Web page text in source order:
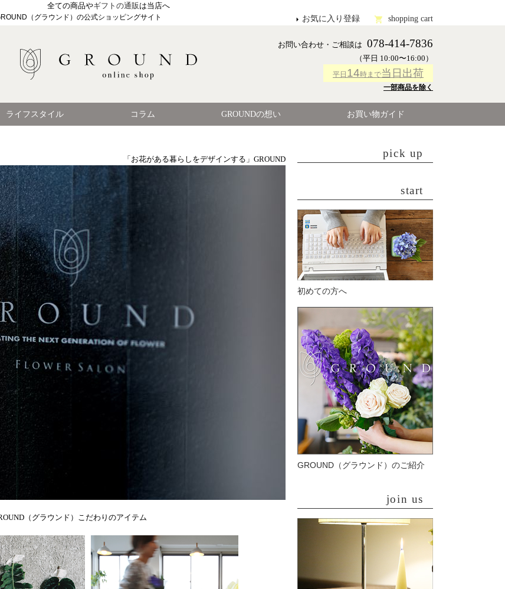
全ての商品やギフトの通販 は当店へ
（グラウンド）の公式ショッピングサイト
お気に入り登録 shopping cart
お問い合わせ・ご相談は 078-414-7836
（平日 10:00〜16:00）
平日 14時まで当日出荷
一部商品を除く
ライフスタイル コラム GROUNDの想い お買い物ガイド
「お花がある暮らしをデザインする」GROUND
（グラウンド）こだわりのアイテム
pick up
start
初めての方へ
GROUND（グラウンド）のご紹介
join us